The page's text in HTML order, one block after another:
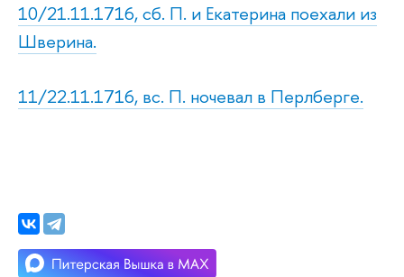
10/21.11.1716, сб. П. и Екатерина поехали из
Шверина.
11/22.11.1716, вс. П. ночевал в Перлберге.